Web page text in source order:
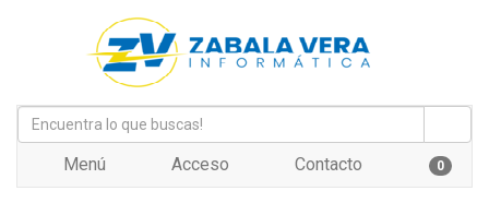
Menú Acceso Contacto 0